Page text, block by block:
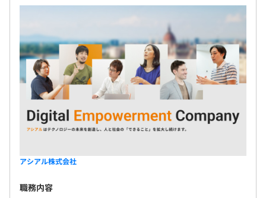
Docker、Terraform、AWS CloudFormation、
Kubernetes、Amazon ECS、Datadog、Amazon
CloudWatch
アシアル株式会社
職務内容